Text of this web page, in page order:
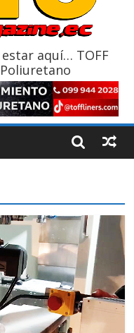
recorre 7 provincias en 8
aquí… TOFF